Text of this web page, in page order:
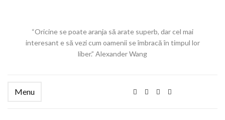
“Oricine se poate aranja să arate superb, dar cel mai
interesant e să vezi cum oamenii se îmbracă în timpul lor
liber.” Alexander Wang
Menu